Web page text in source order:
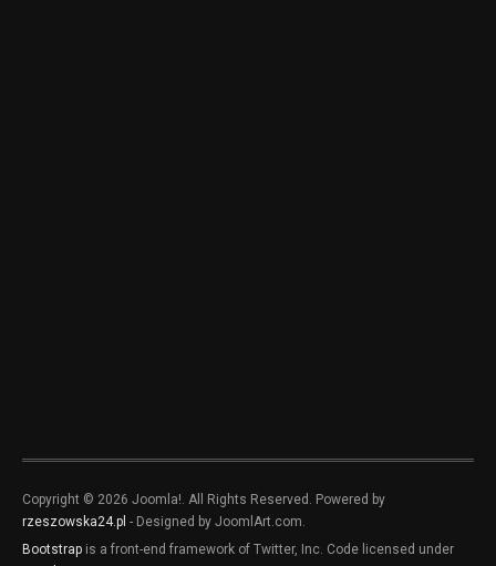
Copyright © 2026 Joomla!. All Rights Reserved. Powered by
rzeszowska24.pl - Designed by JoomlArt.com.
Bootstrap is a front-end framework of Twitter, Inc. Code licensed under